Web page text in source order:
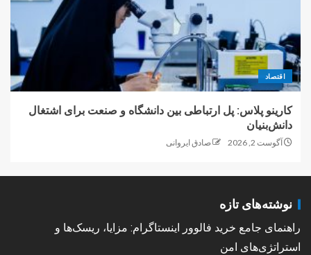
اقتصاد
کارینو پلاس: پل ارتباطی بین دانشگاه و صنعت برای اشتغال
دانش‌بنیان
آگوست 2, 2026 صادق ایروانی
نوشته‌های تازه
راهنمای جامع خرید فالوور اینستاگرام: مزایا، ریسک‌ها و
استراتژی‌های امن